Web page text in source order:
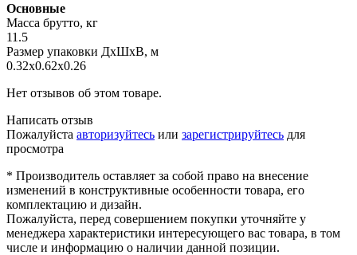
Основные
Масса брутто, кг
11.5
Размер упаковки ДхШхВ, м
0.32x0.62x0.26
Нет отзывов об этом товаре.
Написать отзыв
Пожалуйста авторизуйтесь или зарегистрируйтесь для
просмотра
* Производитель оставляет за собой право на внесение
изменений в конструктивные особенности товара, его
комплектацию и дизайн.
Пожалуйста, перед совершением покупки уточняйте у
менеджера характеристики интересующего вас товара, в том
числе и информацию о наличии данной позиции.